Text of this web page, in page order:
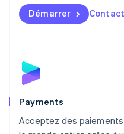
Démarrer
Payments
Acceptez des
English简体中文
Malte
Norvège
English
English
NederlandsEnglish